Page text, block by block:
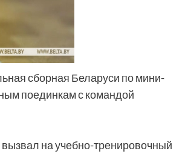
сборная Беларуси по мини-
поединкам с командой
на учебно-тренировочный